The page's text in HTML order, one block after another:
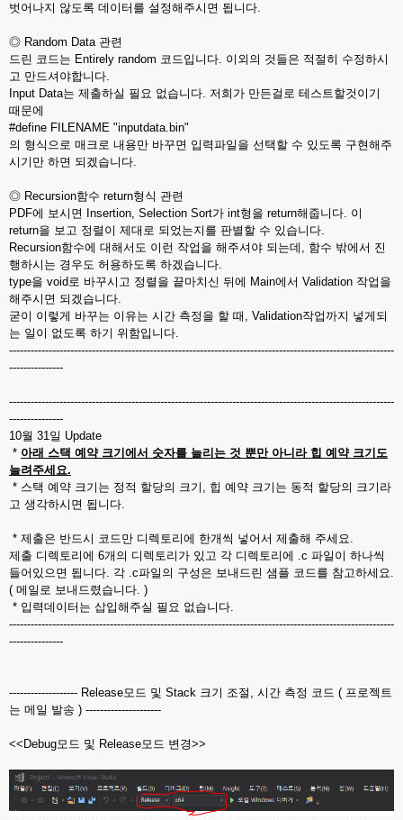
벗어나지 않도록 데이터를 설정해주시면 됩니다.
◎ Random Data 관련
드린 코드는 Entirely random 코드입니다. 이외의 것들은 적절히 수정하시
고 만드셔야합니다.
Input Data는 제출하실 필요 없습니다. 저희가 만든걸로 테스트할것이기
때문에
#define FILENAME "inputdata.bin"
의 형식으로 매크로 내용만 바꾸면 입력파일을 선택할 수 있도록 구현해주
시기만 하면 되겠습니다.
◎ Recursion함수 return형식 관련
PDF에 보시면 Insertion, Selection Sort가 int형을 return해줍니다. 이
return을 보고 정렬이 제대로 되었는지를 판별할 수 있습니다.
Recursion함수에 대해서도 이런 작업을 해주셔야 되는데, 함수 밖에서 진
행하시는 경우도 허용하도록 하겠습니다.
type을 void로 바꾸시고 정렬을 끝마치신 뒤에 Main에서 Validation 작업을
해주시면 되겠습니다.
굳이 이렇게 바꾸는 이유는 시간 측정을 할 때, Validation작업까지 넣게되
는 일이 없도록 하기 위함입니다.
-----------------------------------------------------------------------------------------------------------
---------------
-----------------------------------------------------------------------------------------------------------
---------------
10월 31일 Update
* 아래 스택 예약 크기에서 숫자를 늘리는 것 뿐만 아니라 힙 예약 크기도
늘려주세요.
* 스택 예약 크기는 정적 할당의 크기, 힙 예약 크기는 동적 할당의 크기라
고 생각하시면 됩니다.
* 제출은 반드시 코드만 디렉토리에 한개씩 넣어서 제출해 주세요.
제출 디렉토리에 6개의 디렉토리가 있고 각 디렉토리에 .c 파일이 하나씩
들어있으면 됩니다. 각 .c파일의 구성은 보내드린 샘플 코드를 참고하세요.
( 메일로 보내드렸습니다. )
* 입력데이터는 삽입해주실 필요 없습니다.
-----------------------------------------------------------------------------------------------------------
---------------
------------------- Release모드 및 Stack 크기 조절, 시간 측정 코드 ( 프로젝트
는 메일 발송 ) ---------------------
<<Debug모드 및 Release모드 변경>>